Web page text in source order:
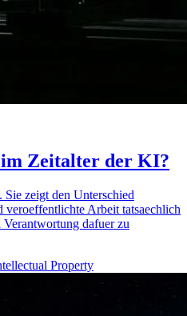
Zeitalter der KI?
zeigt den Unterschied
veroeffentlichte Arbeit tatsaechlich
dafuer zu
Property